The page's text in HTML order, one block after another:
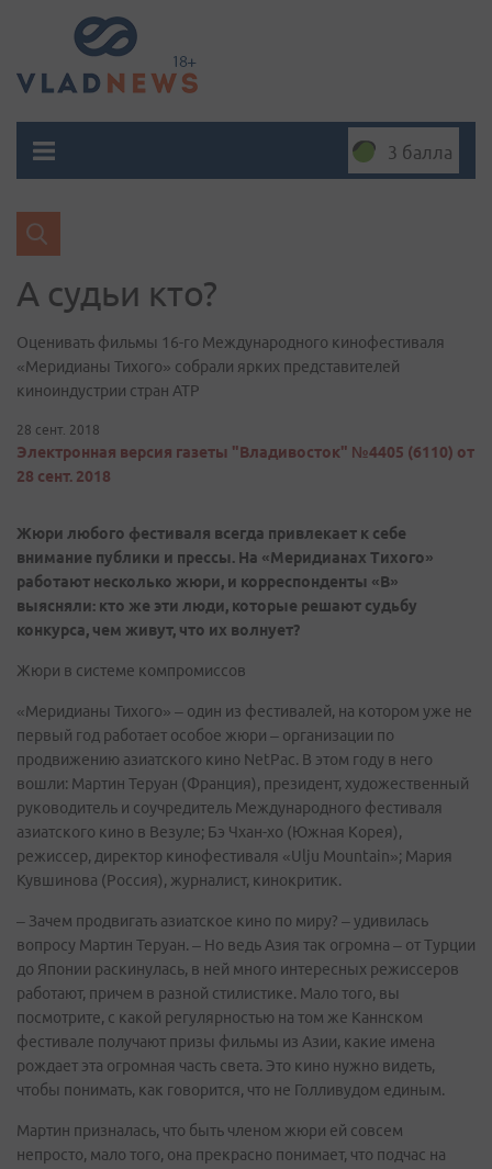
3 балла
А судьи кто?
Оценивать фильмы 16-го Международного кинофестиваля
«Меридианы Тихого» собрали ярких представителей
киноиндустрии стран АТР
28 сент. 2018
Электронная версия газеты "Владивосток" №4405 (6110) от
28 сент. 2018
Жюри любого фестиваля всегда привлекает к себе
внимание публики и прессы. На «Меридианах Тихого»
работают несколько жюри, и корреспонденты «В»
выясняли: кто же эти люди, которые решают судьбу
конкурса, чем живут, что их волнует?
Жюри в системе компромиссов
«Меридианы Тихого» – один из фестивалей, на котором уже не
первый год работает особое жюри – организации по
продвижению азиатского кино NetPac. В этом году в него
вошли: Мартин Теруан (Франция), президент, художественный
руководитель и соучредитель Международного фестиваля
азиатского кино в Везуле; Бэ Чхан-хо (Южная Корея),
режиссер, директор кинофестиваля «Ulju Mountain»; Мария
Кувшинова (Россия), журналист, кинокритик.
– Зачем продвигать азиатское кино по миру? – удивилась
вопросу Мартин Теруан. – Но ведь Азия так огромна – от Турции
до Японии раскинулась, в ней много интересных режиссеров
работают, причем в разной стилистике. Мало того, вы
посмотрите, с какой регулярностью на том же Каннском
фестивале получают призы фильмы из Азии, какие имена
рождает эта огромная часть света. Это кино нужно видеть,
чтобы понимать, как говорится, что не Голливудом единым.
Мартин призналась, что быть членом жюри ей совсем
непросто, мало того, она прекрасно понимает, что подчас на